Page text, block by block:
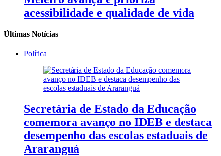
acessibilidade e qualidade de vida
Últimas Notícias
Política
Secretária de Estado da Educação
comemora avanço no IDEB e destaca
desempenho das escolas estaduais de
Araranguá